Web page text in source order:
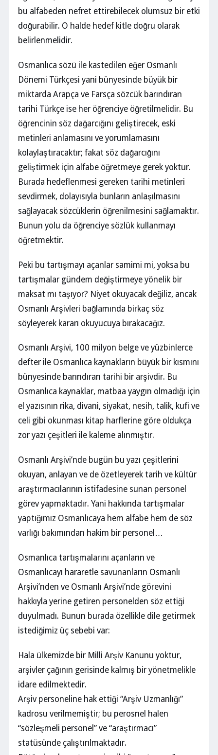
bu alfabeden nefret ettirebilecek olumsuz bir etki
doğurabilir. O halde hedef kitle doğru olarak
belirlenmelidir.
Osmanlıca sözü ile kastedilen eğer Osmanlı
Dönemi Türkçesi yani bünyesinde büyük bir
miktarda Arapça ve Farsça sözcük barındıran
tarihi Türkçe ise her öğrenciye öğretilmelidir. Bu
öğrencinin söz dağarcığını geliştirecek, eski
metinleri anlamasını ve yorumlamasını
kolaylaştıracaktır; fakat söz dağarcığını
geliştirmek için alfabe öğretmeye gerek yoktur.
Burada hedeflenmesi gereken tarihi metinleri
sevdirmek, dolayısıyla bunların anlaşılmasını
sağlayacak sözcüklerin öğrenilmesini sağlamaktır.
Bunun yolu da öğrenciye sözlük kullanmayı
öğretmektir.
Peki bu tartışmayı açanlar samimi mi, yoksa bu
tartışmalar gündem değiştirmeye yönelik bir
maksat mı taşıyor? Niyet okuyacak değiliz, ancak
Osmanlı Arşivleri bağlamında birkaç söz
söyleyerek kararı okuyucuya bırakacağız.
Osmanlı Arşivi, 100 milyon belge ve yüzbinlerce
defter ile Osmanlıca kaynakların büyük bir kısmını
bünyesinde barındıran tarihi bir arşivdir. Bu
Osmanlıca kaynaklar, matbaa yaygın olmadığı için
el yazısının rika, divani, siyakat, nesih, talik, kufi ve
celi gibi okunması kitap harflerine göre oldukça
zor yazı çeşitleri ile kaleme alınmıştır.
Osmanlı Arşivi’nde bugün bu yazı çeşitlerini
okuyan, anlayan ve de özetleyerek tarih ve kültür
araştırmacılarının istifadesine sunan personel
görev yapmaktadır. Yani hakkında tartışmalar
yaptığımız Osmanlıcaya hem alfabe hem de söz
varlığı bakımından hakim bir personel…
Osmanlıca tartışmalarını açanların ve
Osmanlıcayı hararetle savunanların Osmanlı
Arşivi’nden ve Osmanlı Arşivi’nde görevini
hakkıyla yerine getiren personelden söz ettiği
duyulmadı. Bunun burada özellikle dile getirmek
istediğimiz üç sebebi var:
Hala ülkemizde bir Milli Arşiv Kanunu yoktur,
arşivler çağının gerisinde kalmış bir yönetmelikle
idare edilmektedir.
Arşiv personeline hak ettiği “Arşiv Uzmanlığı”
kadrosu verilmemiştir; bu perosnel halen
“sözleşmeli personel” ve “araştırmacı”
statüsünde çalıştırılmaktadır.